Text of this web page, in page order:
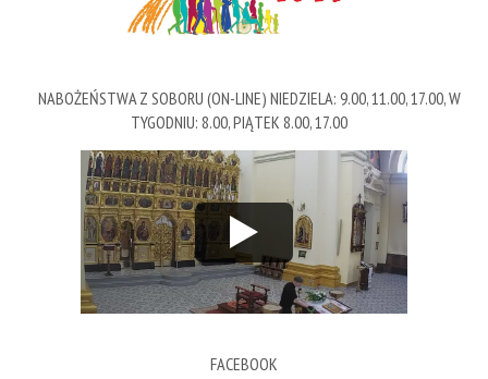
NABOŻEŃSTWA Z SOBORU (ON-LINE) NIEDZIELA: 9.00, 11.00, 17.00, W
TYGODNIU: 8.00, PIĄTEK 8.00, 17.00
FACEBOOK